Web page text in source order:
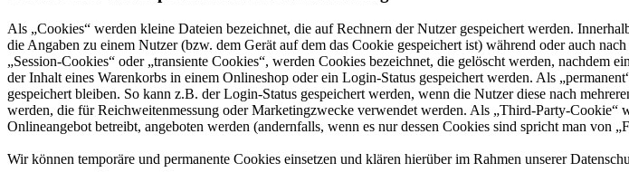
Als „Cookies“ werden kleine Dateien bezeichnet, die auf Rechnern der Nutzer gespeichert werden.
die Angaben zu einem Nutzer (bzw. dem Gerät auf dem das Cookie gespeichert ist) während oder auch
„Session-Cookies“ oder „transiente Cookies“, werden Cookies bezeichnet, die gelöscht werden,
der Inhalt eines Warenkorbs in einem Onlineshop oder ein Login-Status gespeichert werden. Als
gespeichert bleiben. So kann z.B. der Login-Status gespeichert werden, wenn die Nutzer diese nach
werden, die für Reichweitenmessung oder Marketingzwecke verwendet werden. Als „Third-Party-Cookie“
Onlineangebot betreibt, angeboten werden (andernfalls, wenn es nur dessen Cookies sind spricht man von
Wir können temporäre und permanente Cookies einsetzen und klären hierüber im Rahmen unserer